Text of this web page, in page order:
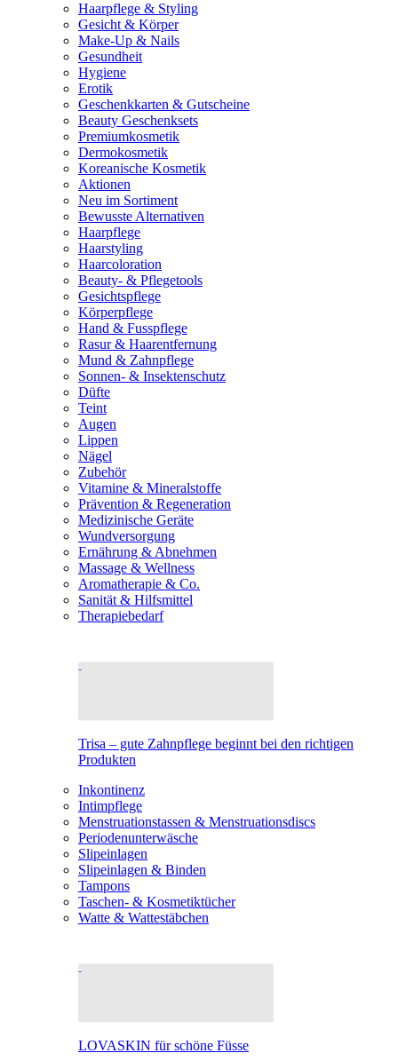
Haarpflege & Styling
Gesicht & Körper
Make-Up & Nails
Gesundheit
Hygiene
Erotik
Geschenkkarten & Gutscheine
Beauty Geschenksets
Premiumkosmetik
Dermokosmetik
Koreanische Kosmetik
Aktionen
Neu im Sortiment
Bewusste Alternativen
Haarpflege
Haarstyling
Haarcoloration
Beauty- & Pflegetools
Gesichtspflege
Körperpflege
Hand & Fusspflege
Rasur & Haarentfernung
Mund & Zahnpflege
Sonnen- & Insektenschutz
Düfte
Teint
Augen
Lippen
Nägel
Zubehör
Vitamine & Mineralstoffe
Prävention & Regeneration
Medizinische Geräte
Wundversorgung
Ernährung & Abnehmen
Massage & Wellness
Aromatherapie & Co.
Sanität & Hilfsmittel
Therapiebedarf
Trisa – gute Zahnpflege beginnt bei den richtigen
Produkten
Inkontinenz
Intimpflege
Menstruationstassen & Menstruationsdiscs
Periodenunterwäsche
Slipeinlagen
Slipeinlagen & Binden
Tampons
Taschen- & Kosmetiktücher
Watte & Wattestäbchen
LOVASKIN für schöne Füsse